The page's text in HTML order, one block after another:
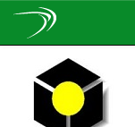
navigation